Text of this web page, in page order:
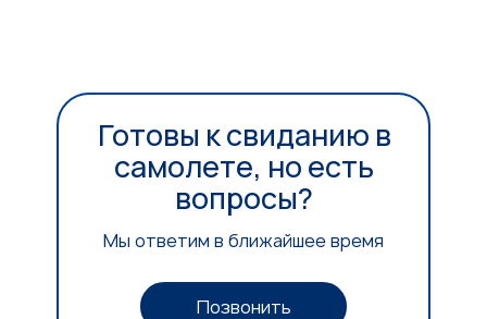
Готовы к свиданию в
самолете, но есть
вопросы?
Мы ответим в ближайшее время
Позвонить